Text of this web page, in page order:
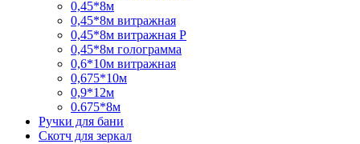
0,45*8м
0,45*8м витражная
0,45*8м витражная Р
0,45*8м голограмма
0,6*10м витражная
0,675*10м
0,9*12м
0.675*8м
Ручки для бани
Скотч для зеркал